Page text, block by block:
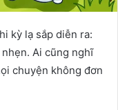
kỳ lạ sắp diễn ra:
Ai cũng nghĩ
chuyện không đơn